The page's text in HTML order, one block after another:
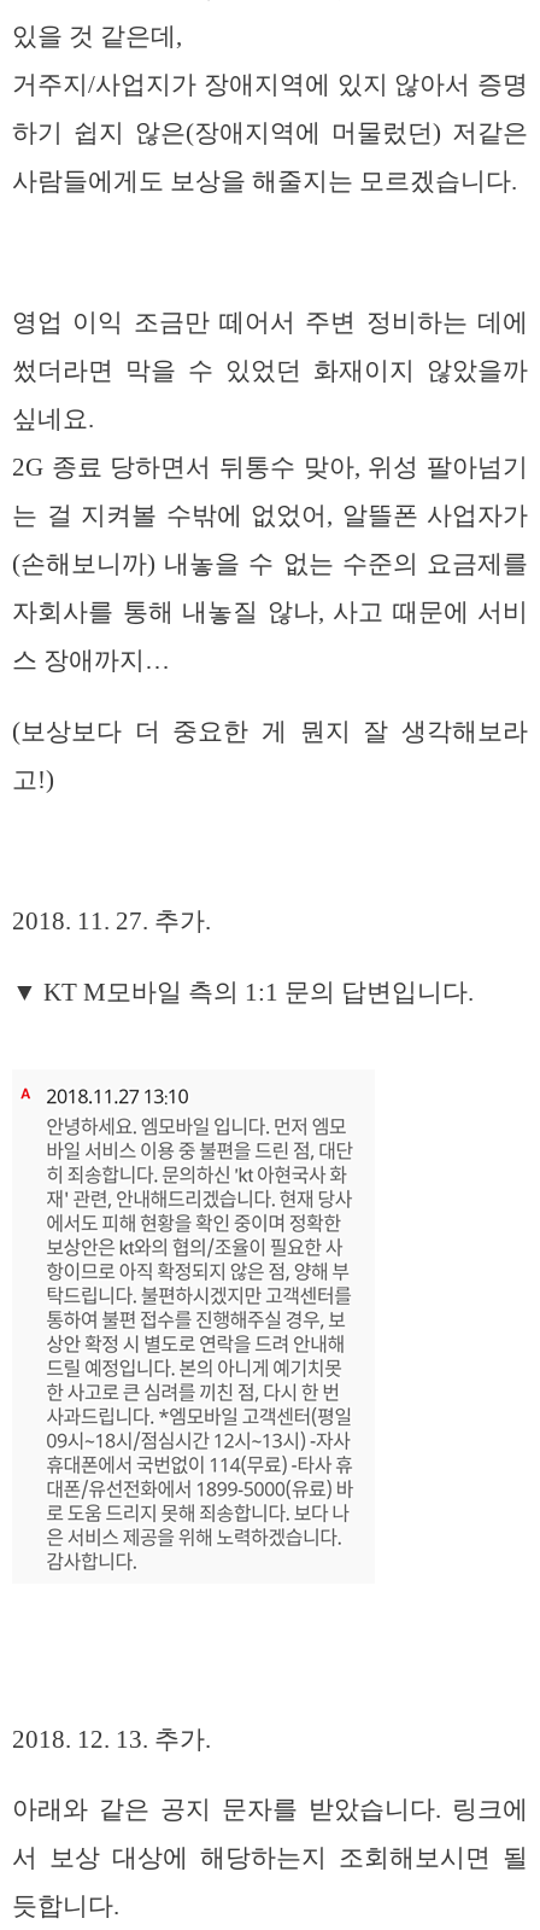
있을 것 같은데,
거주지/사업지가 장애지역에 있지 않아서 증명
하기 쉽지 않은(장애지역에 머물렀던) 저같은
사람들에게도 보상을 해줄지는 모르겠습니다.
영업 이익 조금만 떼어서 주변 정비하는 데에
썼더라면 막을 수 있었던 화재이지 않았을까
싶네요.
2G 종료 당하면서 뒤통수 맞아, 위성 팔아넘기
는 걸 지켜볼 수밖에 없었어, 알뜰폰 사업자가
(손해보니까) 내놓을 수 없는 수준의 요금제를
자회사를 통해 내놓질 않나, 사고 때문에 서비
스 장애까지…
(보상보다 더 중요한 게 뭔지 잘 생각해보라
고!)
2018. 11. 27. 추가.
▼ KT M모바일 측의 1:1 문의 답변입니다.
2018. 12. 13. 추가.
아래와 같은 공지 문자를 받았습니다. 링크에
서 보상 대상에 해당하는지 조회해보시면 될
듯합니다.